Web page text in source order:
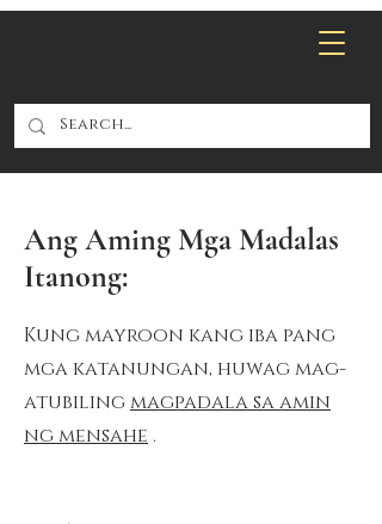
Ang Aming Mga Madalas
Itanong:
Kung mayroon kang iba pang
mga katanungan, huwag mag-
atubilingmagpadala sa amin
ng mensahe .